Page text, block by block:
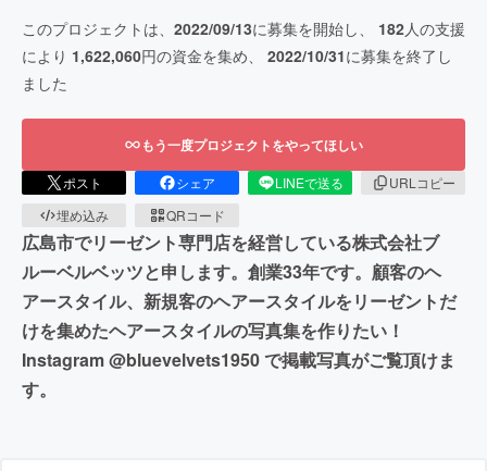
このプロジェクトは、 2022/09/13に募集を開始し、 182人の支援
により 1,622,060円の資金を集め、 2022/10/31に募集を終了し
ました
もう一度プロジェクトをやってほしい
ポスト シェア LINEで送る
URLコピー
埋め込み
QRコード
広島市でリーゼント専門店を経営している株式会社ブ
ルーベルベッツと申します。創業33年です。顧客のヘ
アースタイル、新規客のヘアースタイルをリーゼントだ
けを集めたヘアースタイルの写真集を作りたい！
Instagram @bluevelvets1950 で掲載写真がご覧頂けま
す。